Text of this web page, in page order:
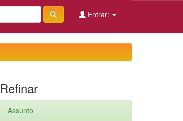
Entrar:
Refinar
Assunto